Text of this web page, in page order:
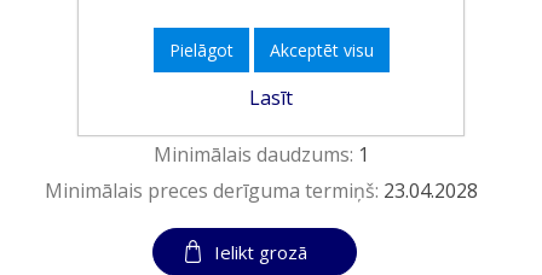
Art.:
254289
EAN:5908252021079
Minimālais daudzums: 1
Minimālais preces derīguma termiņš: 23.04.2028
Ielikt grozā
Pielāgot Akceptēt visu
Lasīt